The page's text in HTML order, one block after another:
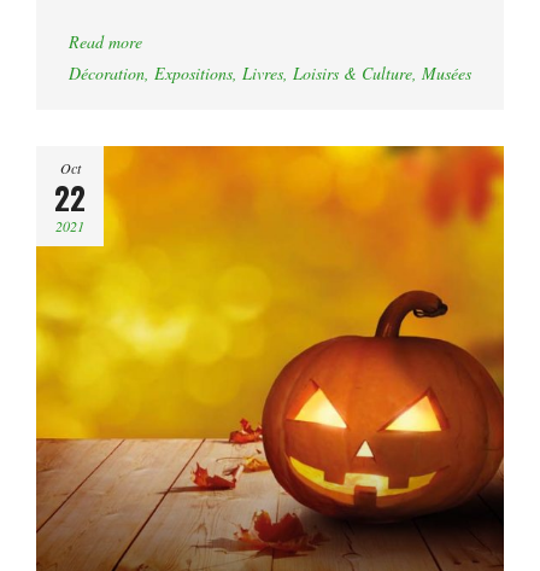
Read more
Décoration, Expositions, Livres, Loisirs & Culture, Musées
Oct
22
2021